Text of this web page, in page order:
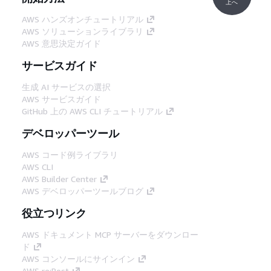
AWS ハンズオンチュートリアル
AWS ソリューションライブラリ
AWS 意思決定ガイド
サービスガイド
生成 AI サービスの選択
AWS サービスガイド
GitHub 上の AWS CLI チュートリアル
デベロッパーツール
AWS コード例ライブラリ
AWS CLI
AWS Builder Center
AWS デベロッパーツールブログ
役立つリンク
AWS ドキュメント MCP サーバーをダウンロー
ド
AWS コンソールにサインイン
上へ